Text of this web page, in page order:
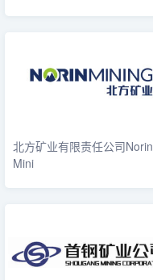
北方矿业有限责任公司Norin
Mini